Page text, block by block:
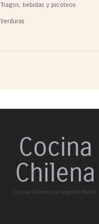
Tragos, bebidas y picoteos
Verduras
Cocina
Chilena
Cocina Chilena por Angélica Bertin